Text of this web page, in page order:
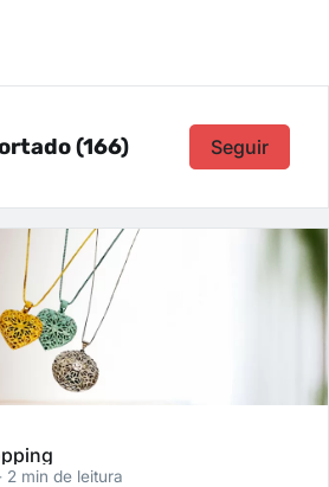
(166) Seguir
2 min de leitura